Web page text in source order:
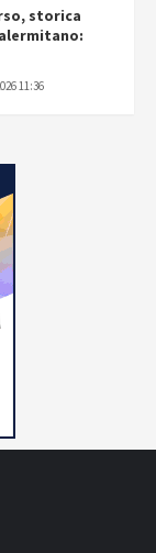
storica
11:36